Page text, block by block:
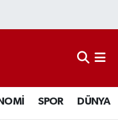
SPOR DÜNYA